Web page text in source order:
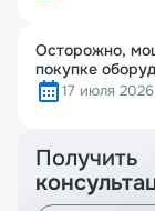
Осторожно,
покупке
17 июля 2026
Получить